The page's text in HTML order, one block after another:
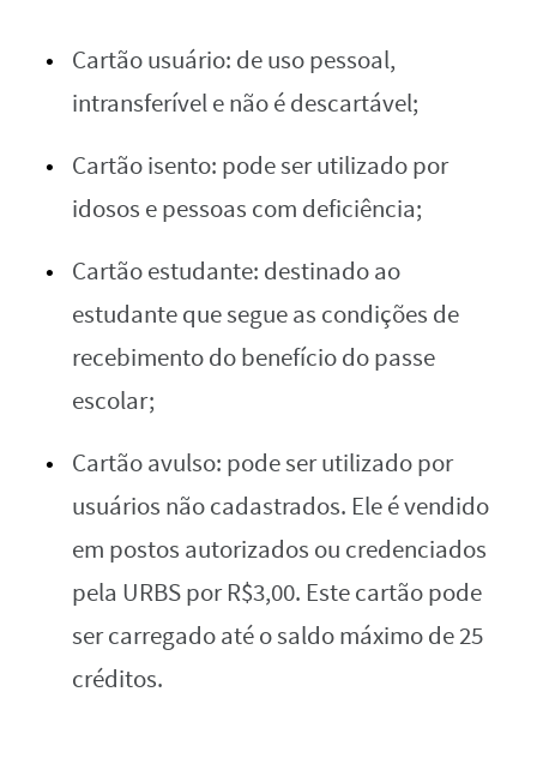
Cartão usuário: de uso pessoal,
intransferível e não é descartável;
Cartão isento: pode ser utilizado por
idosos e pessoas com deficiência;
Cartão estudante: destinado ao
estudante que segue as condições de
recebimento do benefício do passe
escolar;
Cartão avulso: pode ser utilizado por
usuários não cadastrados. Ele é vendido
em postos autorizados ou credenciados
pela URBS por R$3,00. Este cartão pode
ser carregado até o saldo máximo de 25
créditos.